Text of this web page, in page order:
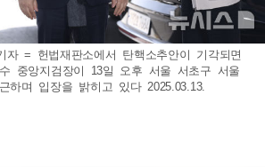
자 = 헌법재판소에서 탄핵소추안이 기각되면
중앙지검장이 13일 오후 서울 서초구 서울
하며 입장을 밝히고 있다 2025.03.13.